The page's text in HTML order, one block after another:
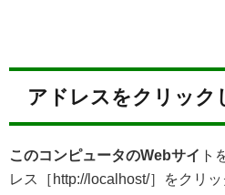
アドレスをクリック
このコンピュータのWebサイ ト
レス［http://localhost/］をクリッ